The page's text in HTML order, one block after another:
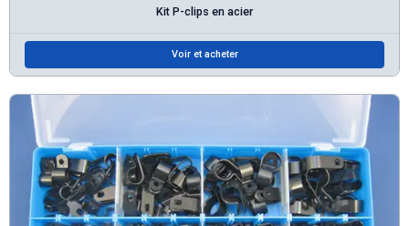
Kit P-clips en acier
Voir et acheter